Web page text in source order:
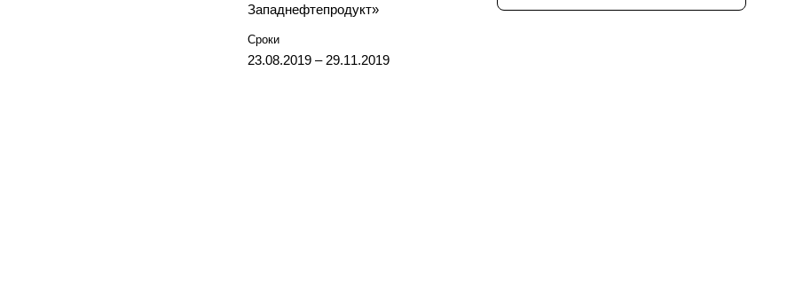
Западнефтепродукт»
Сроки
23.08.2019 – 29.11.2019